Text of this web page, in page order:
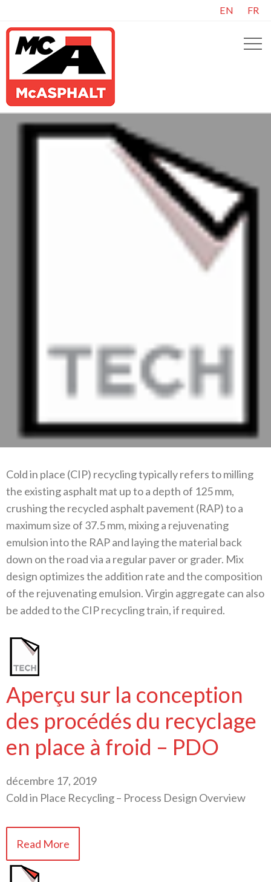
EN FR
Cold in place (CIP) recycling typically refers to milling
the existing asphalt mat up to a depth of 125 mm,
crushing the recycled asphalt pavement (RAP) to a
maximum size of 37.5 mm, mixing a rejuvenating
emulsion into the RAP and laying the material back
down on the road via a regular paver or grader. Mix
design optimizes the addition rate and the composition
of the rejuvenating emulsion. Virgin aggregate can also
be added to the CIP recycling train, if required.
Aperçu sur la conception
des procédés du recyclage
en place à froid – PDO
décembre 17, 2019
Cold in Place Recycling – Process Design Overview
Read More